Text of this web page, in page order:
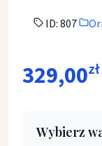
ID: 807
329,00zł
Wybierz